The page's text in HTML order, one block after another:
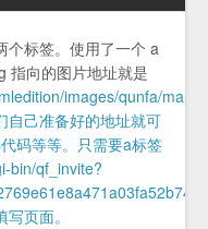
个标签。使用了一个 a
指向的图片地址就是
images/qunfa/
自己准备好的地址就可
码等等。只需要a标签
bin/qf_invite?
页面。